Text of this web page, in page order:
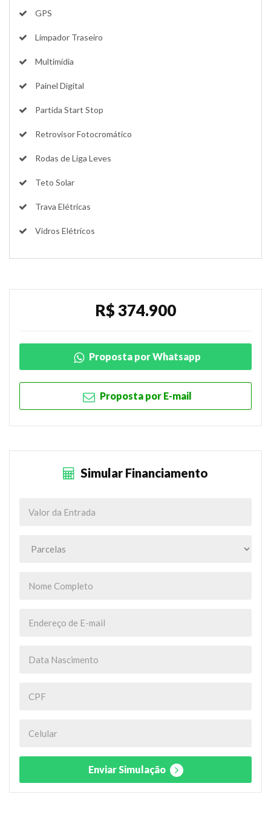
GPS
Limpador Traseiro
Multimídia
Painel Digital
Partida Start Stop
Retrovisor Fotocromático
Rodas de Liga Leves
Teto Solar
Trava Elétricas
Vidros Elétricos
R$ 374.900
Proposta por Whatsapp
Proposta por E-mail
Simular Financiamento
Enviar Simulação